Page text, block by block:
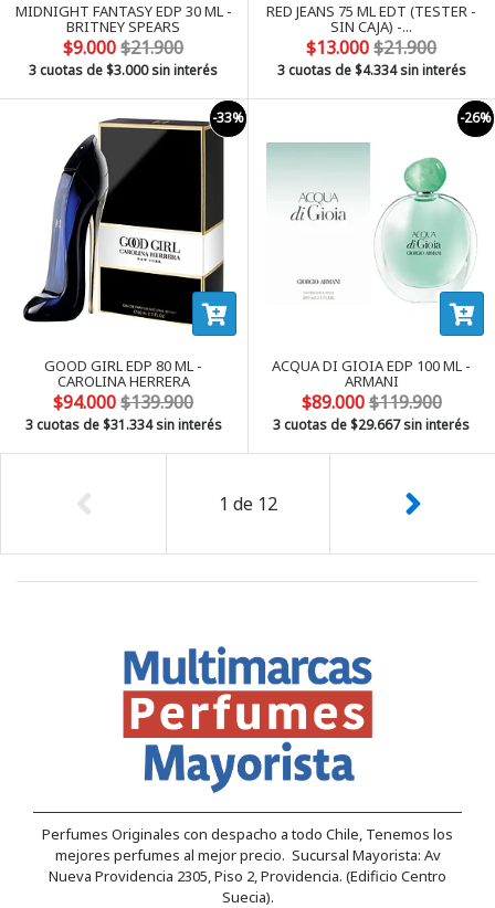
MIDNIGHT FANTASY EDP 30 ML -
BRITNEY SPEARS
$9.000$21.900
3 cuotas de$3.000sin interés
RED JEANS 75 ML EDT (TESTER -
SIN CAJA) -...
$13.000$21.900
3 cuotas de$4.334sin interés
-33%
GOOD GIRL EDP 80 ML -
CAROLINA HERRERA
$94.000$139.900
3 cuotas de$31.334sin interés
-26%
ACQUA DI GIOIA EDP 100 ML -
ARMANI
$89.000$119.900
3 cuotas de$29.667sin interés
1 de 12
Perfumes Originales con despacho a todo Chile, Tenemos los
mejores perfumes al mejor precio. Sucursal Mayorista: Av
Nueva Providencia 2305, Piso 2, Providencia. (Edificio Centro
Suecia).